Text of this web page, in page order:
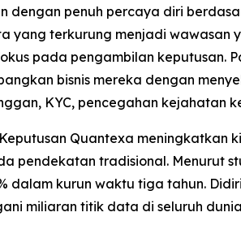
dengan penuh percaya diri
yang terkurung menjadi wawasan
pada pengambilan keputusan.
bisnis mereka dengan
KYC, pencegahan kejahatan
Quantexa
pendekatan tradisional. Menurut
dalam kurun waktu tiga tahun.
miliaran titik data di seluruh